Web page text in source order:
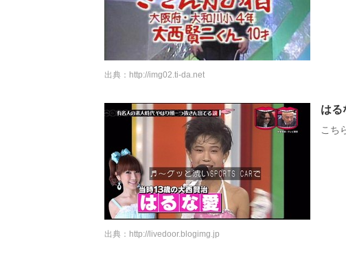
出典： http://img02.ti-da.net
はる
こち
出典： http://livedoor.blogimg.jp